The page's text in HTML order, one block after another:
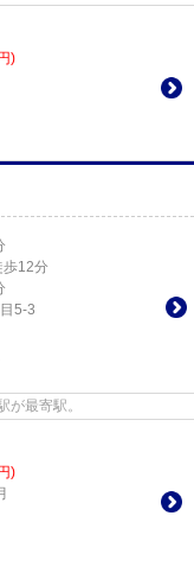
)
歩12分
5-3
最寄駅。
)